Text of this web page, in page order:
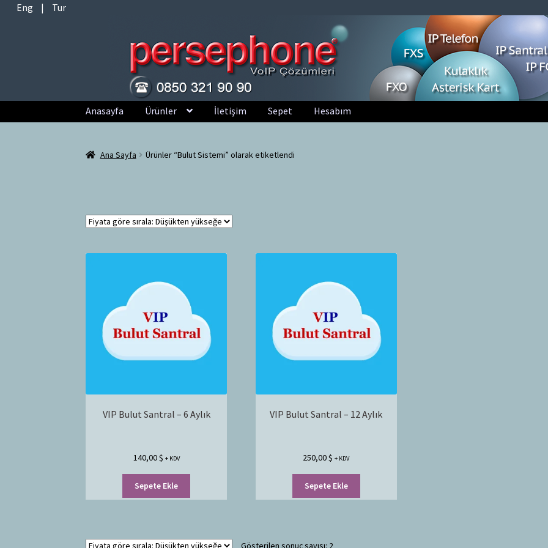
Eng | Tur
Dolaşıma
geç
İçeriğe
geç
Anasayfa Ürünler İletişim Sepet Hesabım
Ana Sayfa Ürünler “Bulut Sistemi” olarak etiketlendi
VIP Bulut Santral – 6 Aylık
140,00$ + KDV
Sepete Ekle
VIP Bulut Santral – 12 Aylık
250,00$ + KDV
Sepete Ekle
Gösterilen sonuç sayısı: 2